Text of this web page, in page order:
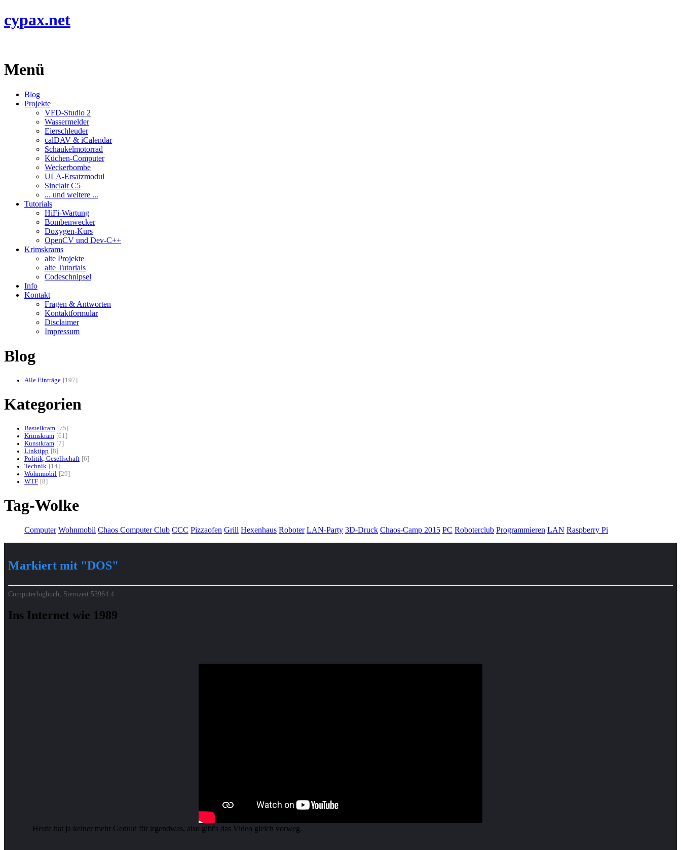
cypax.net
Menü
Blog
Projekte
VFD-Studio 2
Wassermelder
Eierschleuder
calDAV & iCalendar
Schaukelmotorrad
Küchen-Computer
Weckerbombe
ULA-Ersatzmodul
Sinclair C5
... und weitere ...
Tutorials
HiFi-Wartung
Bombenwecker
Doxygen-Kurs
OpenCV und Dev-C++
Krimskrams
alte Projekte
alte Tutorials
Codeschnipsel
Info
Kontakt
Fragen & Antworten
Kontaktformular
Disclaimer
Impressum
Blog
Alle Einträge 197
Kategorien
Bastelkram
75
Krimskram 61
Kunstkram
7
Linktipp
8
Politik, Gesellschaft 6
Technik
14
Wohnmobil
29
WTF 8
Tag-Wolke
Computer Wohnmobil Chaos Computer Club CCC Pizzaofen Grill Hexenhaus Roboter LAN-Party 3D-Druck Chaos-Camp 2015 PC Roboterclub Programmieren LAN Raspberry Pi
Markiert mit "DOS"
Computerlogbuch, Sternzeit 53964.4
Ins Internet wie 1989
Heute hat ja keiner mehr Geduld für irgendwas, also gibt's das Video gleich vorweg.